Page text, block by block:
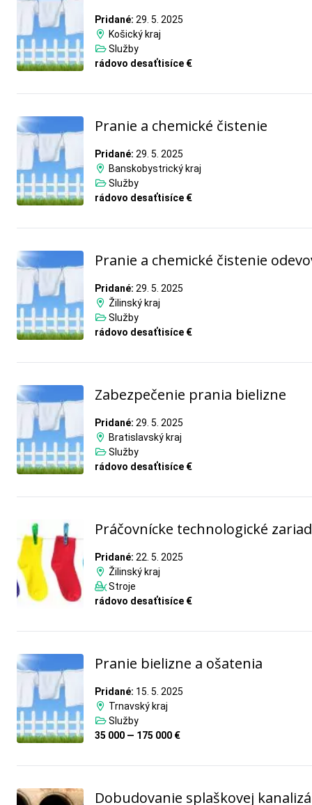
Pridané: 29. 5. 2025
Košický kraj
Služby
rádovo desaťtisíce €
Pranie a chemické čistenie
Pridané: 29. 5. 2025
Banskobystrický kraj
Služby
rádovo desaťtisíce €
Pranie a chemické čistenie
Pridané: 29. 5. 2025
Žilinský kraj
Služby
rádovo desaťtisíce €
Zabezpečenie prania bielizne
Pridané: 29. 5. 2025
Bratislavský kraj
Služby
rádovo desaťtisíce €
Práčovnícke technologické
Pridané: 22. 5. 2025
Žilinský kraj
Stroje
rádovo desaťtisíce €
Pranie bielizne a ošatenia
Pridané: 15. 5. 2025
Trnavský kraj
Služby
35 000 — 175 000 €
Dobudovanie splaškovej